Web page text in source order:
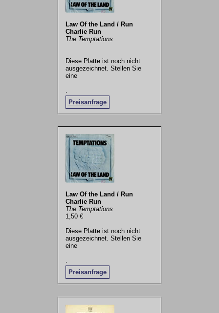
Law Of the Land / Run
Charlie Run
The Temptations
Diese Platte ist noch nicht
ausgezeichnet. Stellen Sie
eine
Preisanfrage
Law Of the Land / Run
Charlie Run
The Temptations
1,50 €
Diese Platte ist noch nicht
ausgezeichnet. Stellen Sie
eine
Preisanfrage
.